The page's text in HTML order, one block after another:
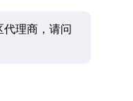
代理商，请问